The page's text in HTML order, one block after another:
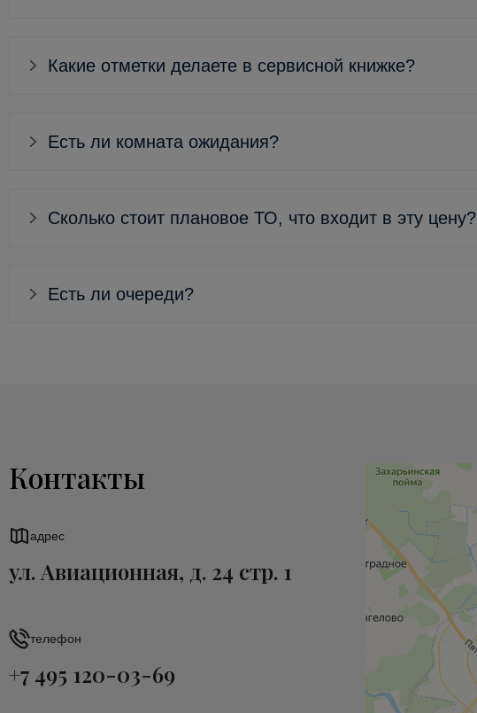
Какие отметки делаете в сервисной книжке?
Есть ли комната ожидания?
Сколько стоит плановое ТО, что входит в эту цену?
Есть ли очереди?
Контакты
адрес
ул. Авиационная, д. 24 стр. 1
телефон
+7 495 120-03-69